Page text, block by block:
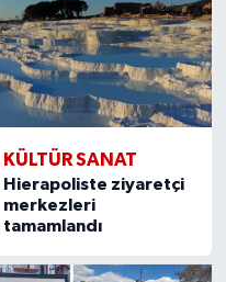
KÜLTÜR SANAT
Hierapoliste ziyaretçi
merkezleri
tamamlandı